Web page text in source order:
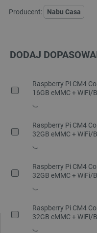
Producent: Nabu Casa
DODAJ
Raspberry Pi CM4
16GB eMMC + WiFi/
Raspberry Pi CM4
32GB eMMC + WiFi/
Raspberry Pi CM4
32GB eMMC + WiFi/
Raspberry Pi CM4
32GB eMMC + WiFi/